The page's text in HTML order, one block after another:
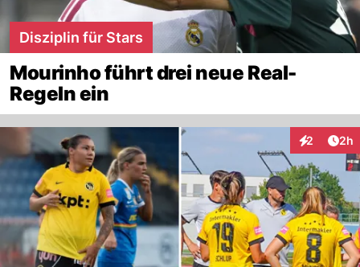
Disziplin für Stars
Mourinho führt drei neue Real-
Regeln ein
2 2h